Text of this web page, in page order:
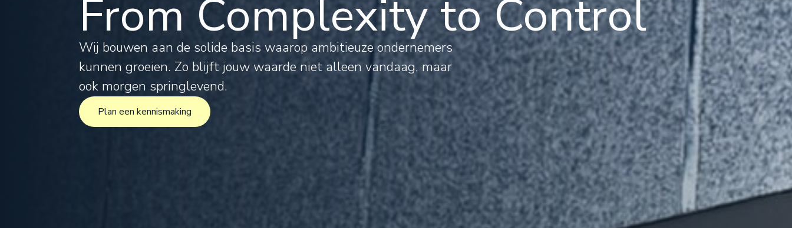
Tax
Legal
Formations
International
Projects
From Complexity to Control
Wij bouwen aan de solide basis waarop ambitieuze ondernemers
kunnen groeien. Zo blijft jouw waarde niet alleen vandaag, maar
ook morgen springlevend.
Plan een kennismaking